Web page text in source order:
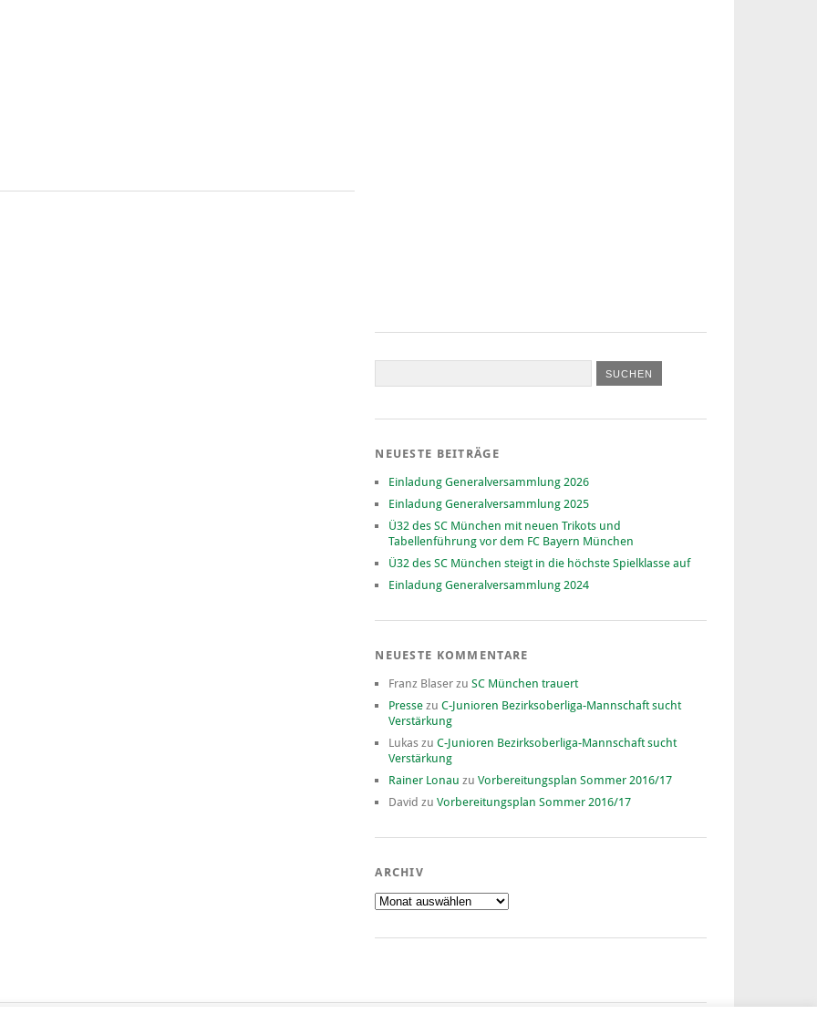
NEUESTE BEITRÄGE
Einladung Generalversammlung 2026
Einladung Generalversammlung 2025
Ü32 des SC München mit neuen Trikots und
Tabellenführung vor dem FC Bayern München
Ü32 des SC München steigt in die höchste Spielklasse auf
Einladung Generalversammlung 2024
NEUESTE KOMMENTARE
Franz Blaser zuSC München trauert
Presse zuC-Junioren Bezirksoberliga-Mannschaft sucht
Verstärkung
Lukas zuC-Junioren Bezirksoberliga-Mannschaft sucht
Verstärkung
Rainer Lonau zuVorbereitungsplan Sommer 2016/17
David zuVorbereitungsplan Sommer 2016/17
ARCHIV
Archiv